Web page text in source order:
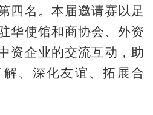
四名。本届邀请赛以足
华使馆和商协会、外资
资企业的交流互动，助
、深化友谊、拓展合